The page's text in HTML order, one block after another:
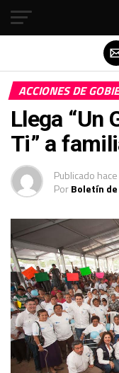
ACCIONES DE
Llega “Un
Ti” a
Publicado
PorBoletín